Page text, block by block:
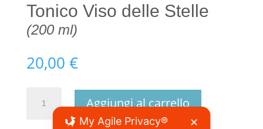
Tonico Viso delle Stelle
(200 ml)
20,00 €
Aggiungi al carrello
My Agile Privacy® ✕